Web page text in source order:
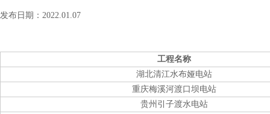
发布日期：2022.01.07
工程名称
湖北清江水布娅电站
重庆梅溪河渡口坝电站
贵州引子渡水电站